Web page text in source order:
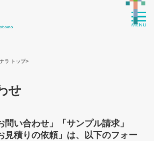
ラ トップ>
せ
問い合わせ」「サンプル請求」
見積りの依頼」は、以下のフォー